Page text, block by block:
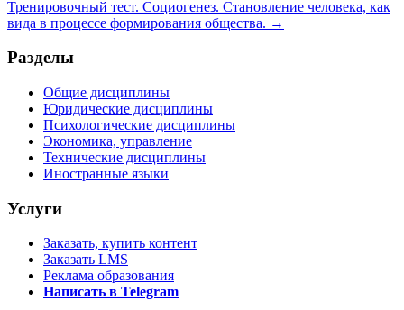
Тренировочный тест. Социогенез. Становление человека, как
вида в процессе формирования общества. →
Разделы
Общие дисциплины
Юридические дисциплины
Психологические дисциплины
Экономика, управление
Технические дисциплины
Иностранные языки
Услуги
Заказать, купить контент
Заказать LMS
Реклама образования
Написать в Telegram